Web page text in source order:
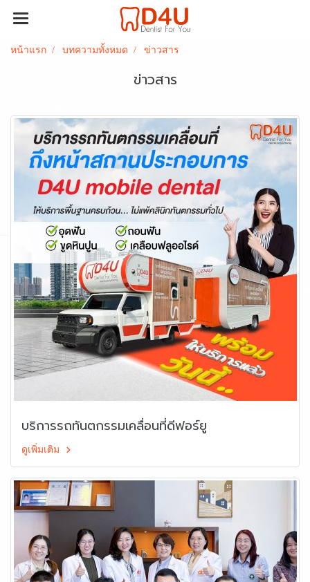
หน้าแรก บทความทั้งหมด ข่าวสาร
ข่าวสาร
บริการรถทันตกรรมเคลื่อนที่ดีฟอร์ยู
ดูเพิ่มเติม